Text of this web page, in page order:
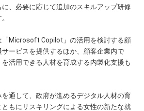
、必要に応じて追加のスキルアップ研修
「Microsoft Copilot」の活用を検討する顧
ービスを提供するほか、顧客企業内で
活用できる人材を育成する内製化支援も
通して、政府が進めるデジタル人材の育
もにリスキリングによる女性の新たな就